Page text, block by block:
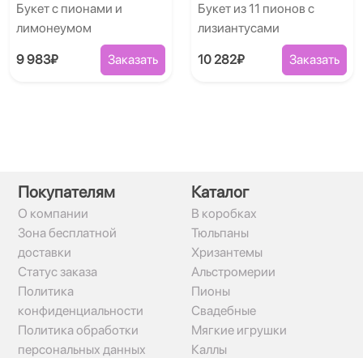
Букет с пионами и
лимонеумом
9 983₽ Заказать
Букет из 11 пионов с
лизиантусами
10 282₽ Заказать
Покупателям
О компании
Зона бесплатной
доставки
Статус заказа
Политика
конфиденциальности
Политика обработки
персональных данных
Каталог
В коробках
Тюльпаны
Хризантемы
Альстромерии
Пионы
Свадебные
Мягкие игрушки
Каллы